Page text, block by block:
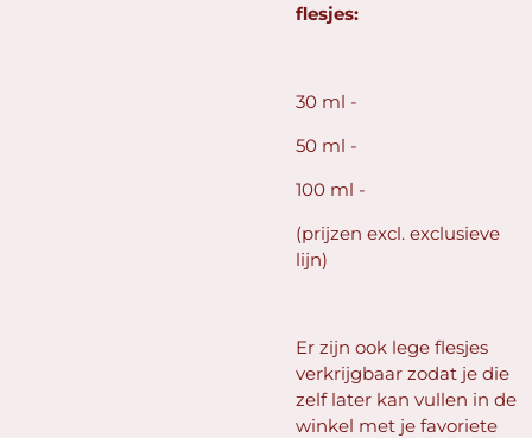
flesjes:
30 ml -
50 ml -
100 ml -
(prijzen excl. exclusieve
lijn)
Er zijn ook lege flesjes
verkrijgbaar zodat je die
zelf later kan vullen in de
winkel met je favoriete